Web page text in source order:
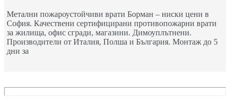
Метални пожароустойчиви врати Борман – ниски цени в
София. Качествени сертифицирани противопожарни врати
за жилища, офис сгради, магазини. Димоуплътнени.
Производители от Италия, Полша и България. Монтаж до 5
дни за